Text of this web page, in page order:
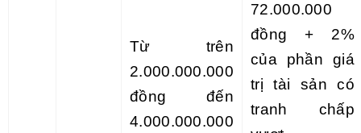
Từ trên
2.000.000.000
đồng đến
4.000.000.000
72.000.000
đồng + 2%
của phần giá
trị tài sản có
tranh chấp